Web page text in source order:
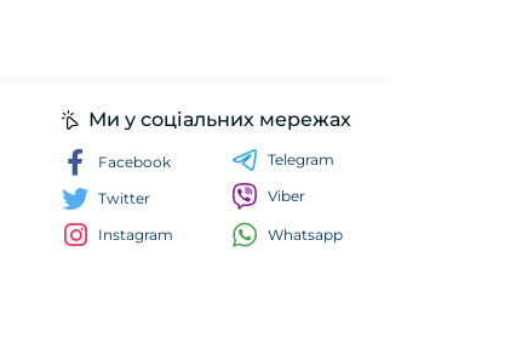
Ми у соціальних мережах
Facebook
Twitter
Instagram
Telegram
Viber
Whatsapp